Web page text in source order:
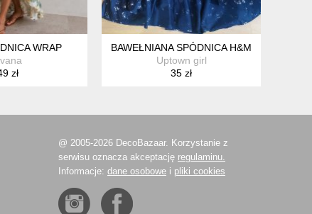
WRAP
zł
BAWEŁNIANA SPÓDNICA H&M
Uptown girl
35 zł
@ 2005-2026 DecoBazaar. Korzystanie z
serwisu oznacza akceptację regulaminu.
Informacje: dane osobowe i pliki cookies